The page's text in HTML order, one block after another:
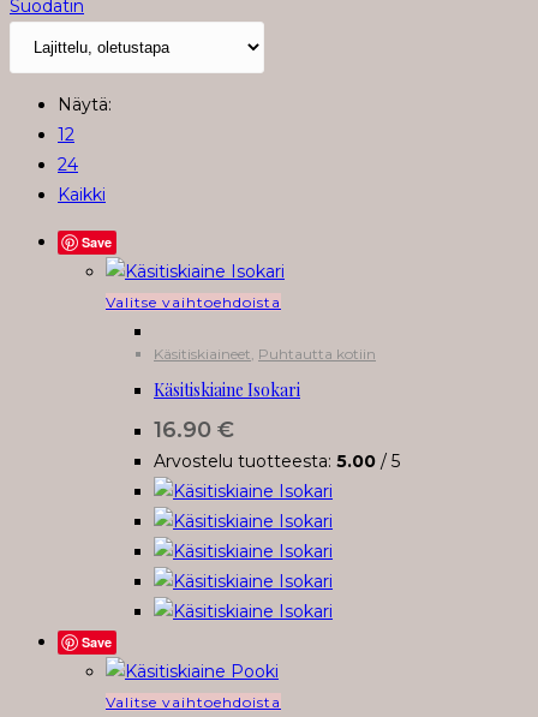
Suodatin
Näytä:
12
24
Kaikki
Save
Valitse vaihtoehdoistaTällä
on
useampi
tehdä
valinnat
tuotteen
sivulla.
Käsitiskiaineet Puhtautta kotiin
Käsitiskiaine Isokari
16.90 €
Arvostelu tuotteesta: 5.00 / 5
Save
Valitse vaihtoehdoistaTällä